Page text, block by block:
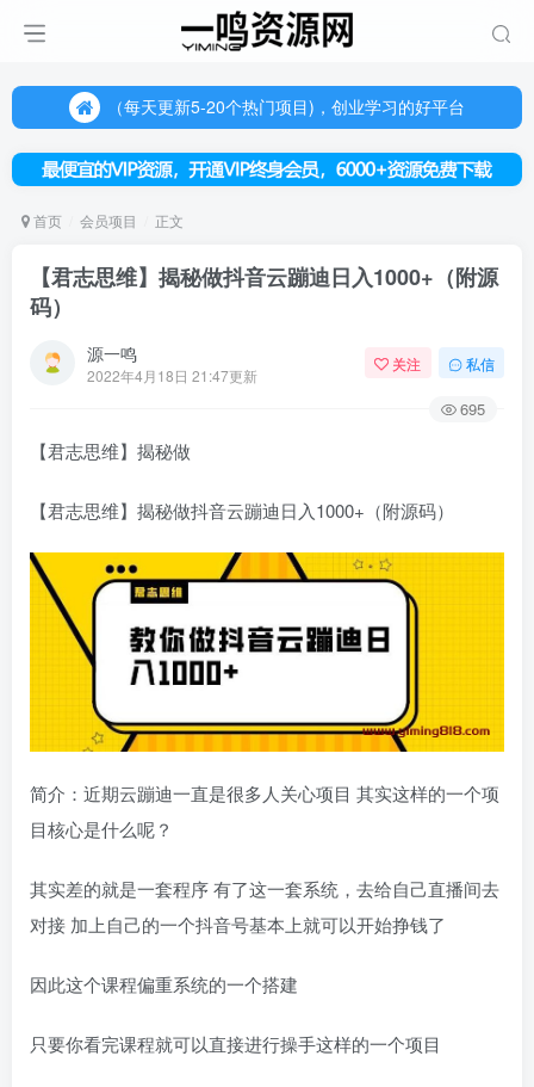
（每天更新5-20个热门项目)，创业学习的好平台
（每天更新5-20个热门项目)，创业学习的好平台
欢迎访问一鸣资源网，本站汇集数千网创课程和项目
首页 会员项目 正文
【君志思维】揭秘做抖音云蹦迪日入1000+（附源
码）
源一鸣
2022年4月18日 21:47更新
关注 私信
695
【君志思维】揭秘做
【君志思维】揭秘做抖音云蹦迪日入1000+（附源码）
简介：近期云蹦迪一直是很多人关心项目 其实这样的一个项
目核心是什么呢？
其实差的就是一套程序 有了这一套系统，去给自己直播间去
对接 加上自己的一个抖音号基本上就可以开始挣钱了
因此这个课程偏重系统的一个搭建
只要你看完课程就可以直接进行操手这样的一个项目